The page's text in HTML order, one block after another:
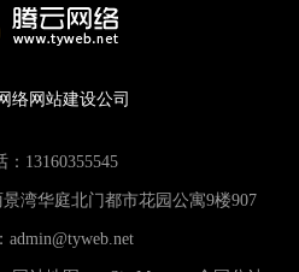
络网站建设公司
： 13160355545
湾华庭北门都市花园公寓9楼907
admin@tyweb.net